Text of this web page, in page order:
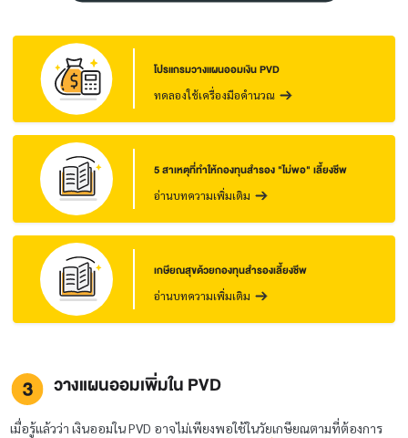
โปรแกรมวางแผนออมเงิน PVD
ทดลองใช้เครื่องมือคำนวณ
5 สาเหตุที่ทำให้กองทุนสำรอง "ไม่พอ" เลี้ยงชีพ
อ่านบทความเพิ่มเติม
เกษียณสุขด้วยกองทุนสำรองเลี้ยงชีพ
อ่านบทความเพิ่มเติม
วางแผนออมเพิ่มใน PVD
เมื่อรู้แล้วว่า เงินออมใน PVD อาจไม่เพียงพอใช้ในวัยเกษียณตามที่ต้องการ